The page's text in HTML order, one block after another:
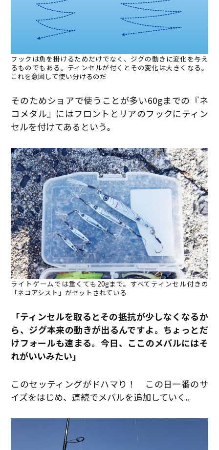
フックは魚を掛けるためだけでなく、ジグの動きに変化を与え
るものでもある。ティンセルが付くとその変化は大きくなる。
これを意図して使い分けるのだ
そのためショアで使うことが多い60gまでの『ネ
コメタル』にはフロントとリアのフックにティン
セルを付けてあるという。
ライトゲームでは重くても20gまで。すべてティンセル付きの
「ネコアシスト」がセットされている
「ティンセルを取るとその抵抗が少しなくなるか
ら、ジグ本来の動きが出るんですよ。ちょっとだ
けフォールも速まる。今日、ここのメバルにはそ
れがいいみたい」
このセッティングがドハマり！ この日一番のサ
イズをはじめ、連続でメバルを追加していく。